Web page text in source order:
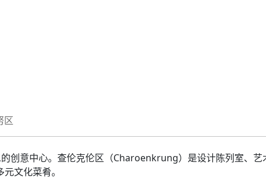
区
创意中心。查伦克伦区（Charoenkrung）是设计陈列室、
文化菜肴。